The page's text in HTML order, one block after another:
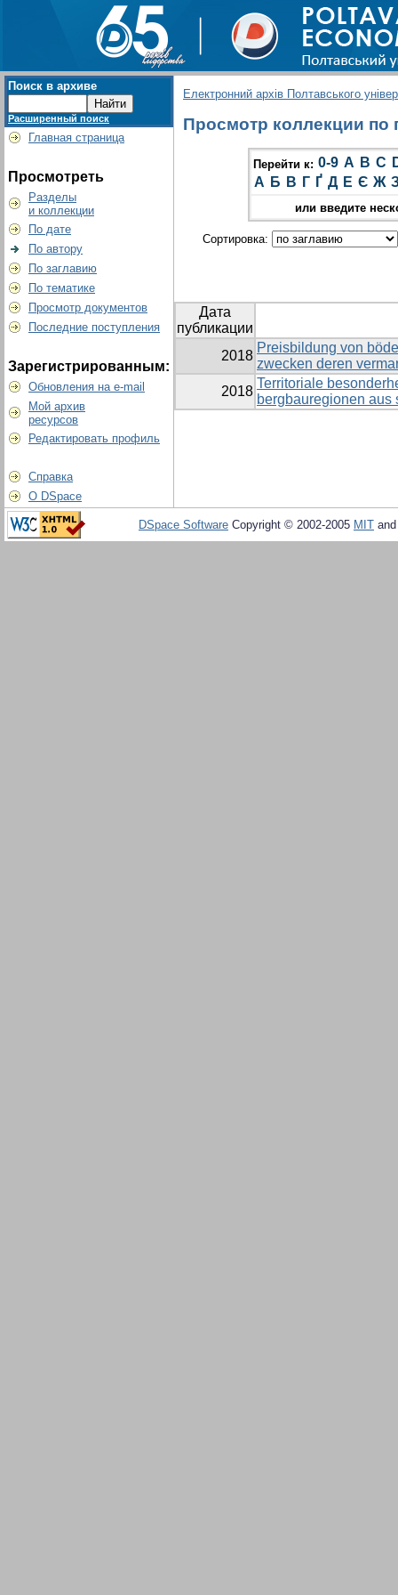
Поиск в архиве
Расширенный поиск
Главная страница
Просмотреть
Разделы
и коллекции
По дате
По автору
По заглавию
По тематике
Просмотр документов
Последние поступления
Зарегистрированным:
Обновления на e-mail
Мой архив
ресурсов
Редактировать профиль
Справка
О DSpace
Електронний архів Полтавського
Просмотр коллекции по
Перейти к: 0-9 A B C
А Б В Г Ґ Д Е Є Ж
или введите
Сортировка:
Дата
публикации
2018
Preisbildung von
zwecken deren
2018
Territoriale
bergbauregionen
DSpace Software Copyright © 2002-2005 MIT